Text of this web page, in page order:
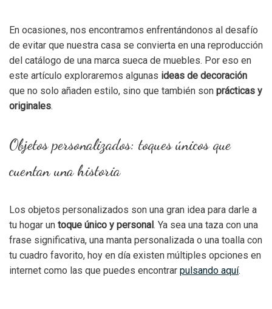
En ocasiones, nos encontramos enfrentándonos al desafío
de evitar que nuestra casa se convierta en una reproducción
del catálogo de una marca sueca de muebles. Por eso en
este artículo exploraremos algunas ideas de decoración
que no solo añaden estilo, sino que también son prácticas y
originales.
Objetos personalizados: toques únicos que
cuentan una historia
Los objetos personalizados son una gran idea para darle a
tu hogar un toque único y personal. Ya sea una taza con una
frase significativa, una manta personalizada o una toalla con
tu cuadro favorito, hoy en día existen múltiples opciones en
internet como las que puedes encontrar pulsando aquí.